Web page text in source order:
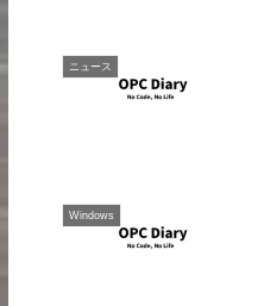
ニュース
Windows